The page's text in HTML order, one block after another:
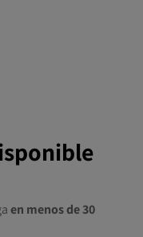
en menos de 30